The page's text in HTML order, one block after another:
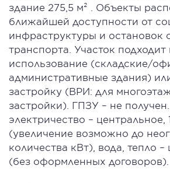
здание 275,5 м² . Объекты
ближайшей доступности от
инфраструктуры и остановок
транспорта. Участок
использование (складские/
административные здания)
застройку (ВРИ: для
застройки). ГПЗУ – не
электричество – центральное,
(увеличение возможно до
количества кВт), вода, тепло
(без оформленных договоров). .